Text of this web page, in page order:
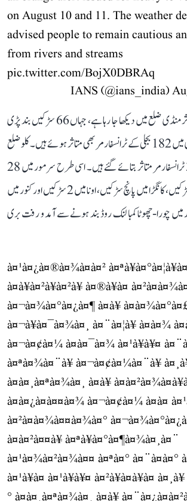
on August 10 and 11. The weather
advised people to remain cautious
from rivers and streams
pic.twitter.com/BojX0DBRAq
بارش کا سب سے زیادہ اثر منڈی ضلع میں دیکھا جا رہا ہے، جہاں 66 سڑکیں بند پڑی
ہیں۔ اس کے علاوہ منڈی میں 182 بجلی کے ٹرانسفارمر بھی متاثر ہوئے ہیں۔ کلو ضلع
میں 31 سڑکیں اور 31 ٹرانسفارمر متاثر بتائے گئے ہیں۔ اسی طرح سرمور میں 28
سڑکیں، شملہ میں 12 سڑکیں، کانگڑا میں پانچ سڑکیں، اونا میں 2 سڑکیں اور کنور میں
چورا-چھوٹا کمبا لنک روڈ بند ہونے سے آمد و رفت بری
à¤¹à¤¿à¤®à¤¾à¤à¤²
à¤à¥à¤²à¥à¤²à¥ à¤®à¥à¤
à¤¬à¤¾à¤°à¤¿à¤¶ à¤à¥
à¤¬à¥à¤¯à¤¾à¤¸ à¤¨à¤¦à¥ à¤à¤¾
à¤¬à¤¢à¤¼ à¤à¤¯à¤¾ à¤¹à¥à¥¤
à¤ªà¤¾à¤¨à¥ à¤¬à¤¢à¤¼à¤¨à¥
à¤à¤¸à¤ªà¤¾à¤¸ à¤à¥
à¤à¤¿à¤à¤¤à¤¾ à¤¬à¤¢à¤¼ à¤à¤
à¤²à¤à¤¾à¤¤à¤¾à¤°
à¤à¤²à¤¤à¥ à¤ªà¥à¤°à¤¶à¤¾à¤¸à¤¨
à¤¹à¤¾à¤²à¤¾à¤¤ à¤ªà¤° à¤¨à¤à¤°
à¤¹à¥à¤ à¤¹à¥à¥¤ à¤²à¥à¤à¥à¤
° à¤à¤¸à¤ªà¤¾à¤¸ à¤à¥